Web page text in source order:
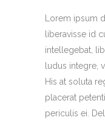
Lorem ipsum
liberavisse id
intellegebat,
ludus integre,
His at soluta
placerat
periculis ei.